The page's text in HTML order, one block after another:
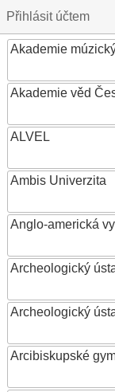
Přihlásit účtem
Akademie
Akademie věd
ALVEL
Ambis Univerzita
Anglo-americká
Archeologický
Archeologický
Arcibiskupské